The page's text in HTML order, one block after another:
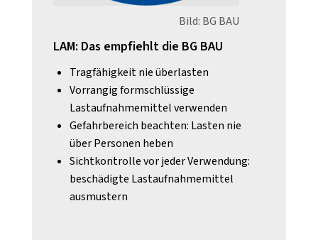
Bild: BG BAU
LAM: Das empfiehlt die BG BAU
Tragfähigkeit nie überlasten
Vorrangig formschlüssige
Lastaufnahmemittel verwenden
Gefahrbereich beachten: Lasten nie
über Personen heben
Sichtkontrolle vor jeder Verwendung:
beschädigte Lastaufnahmemittel
ausmustern